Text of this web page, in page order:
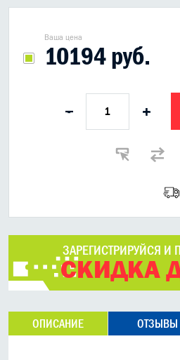
Ваша цена
10194 руб.
- +
ЗАРЕГИСТРИРУЙСЯ И
СКИДКА
ОПИСАНИЕ ОТЗЫВЫ